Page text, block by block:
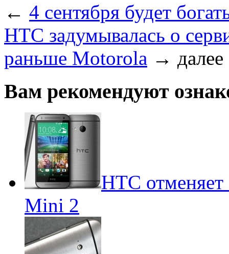
← 4 сентября будет
HTC задумывалась о
раньше Motorola → далее
Вам рекомендуют
HTC
Mini 2